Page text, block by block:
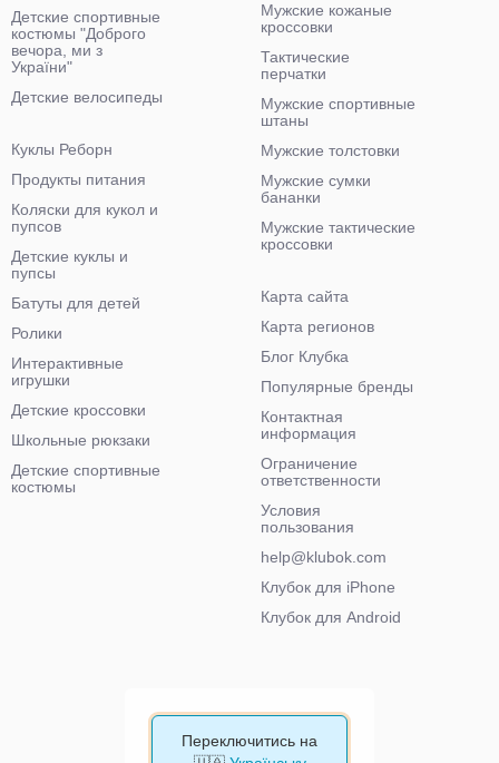
Детские спортивные
костюмы "Доброго
вечора, ми з
України"
Детские велосипеды
Мужские кожаные
кроссовки
Тактические
перчатки
Мужские спортивные
штаны
Мужские толстовки
Мужские сумки
бананки
Мужские тактические
кроссовки
Куклы Реборн
Продукты питания
Коляски для кукол и
пупсов
Детские куклы и
пупсы
Батуты для детей
Ролики
Интерактивные
игрушки
Детские кроссовки
Школьные рюкзаки
Детские спортивные
костюмы
Карта сайта
Карта регионов
Блог Клубка
Популярные бренды
Контактная
информация
Ограничение
ответственности
Условия
пользования
help@klubok.com
Клубок для iPhone
Клубок для Android
Переключитись на